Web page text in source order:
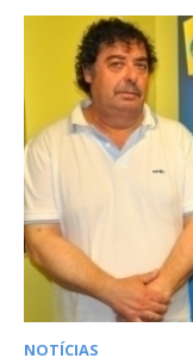
NOTÍCIAS